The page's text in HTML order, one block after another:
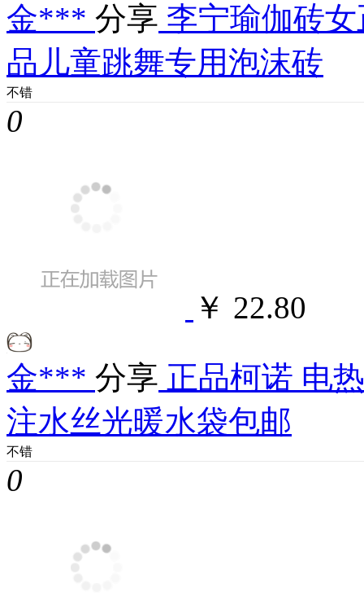
金*** 分享 李宁瑜伽砖
品儿童跳舞专用泡沫砖
不错
0
￥ 22.80
金*** 分享 正品柯诺 电
注水丝光暖水袋包邮
不错
0